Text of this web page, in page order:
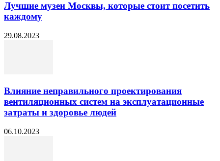
Лучшие музеи Москвы, которые стоит посетить
каждому
29.08.2023
Влияние неправильного проектирования
вентиляционных систем на эксплуатационные
затраты и здоровье людей
06.10.2023